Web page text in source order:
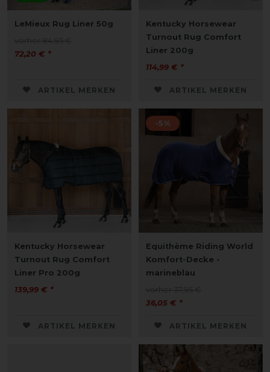
LeMieux Rug Liner 50g
72,20 € *
ARTIKEL MERKEN
Kentucky Horsewear
Turnout Rug Comfort
Liner 200g
114,99 € *
ARTIKEL MERKEN
Kentucky Horsewear
Turnout Rug Comfort
Liner Pro 200g
139,99 € *
ARTIKEL MERKEN
-5%
Equithème Riding World
Komfort-Decke -
marineblau
36,05 € *
ARTIKEL MERKEN